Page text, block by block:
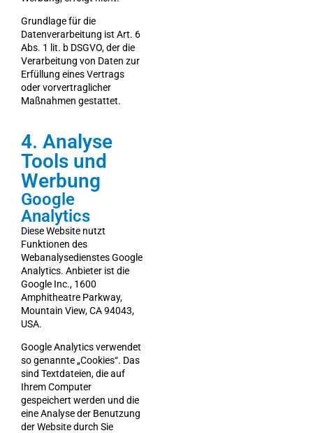
Grundlage für die
Datenverarbeitung ist Art. 6
Abs. 1 lit. b DSGVO, der die
Verarbeitung von Daten zur
Erfüllung eines Vertrags
oder vorvertraglicher
Maßnahmen gestattet.
4. Analyse
Tools und
Werbung
Google
Analytics
Diese Website nutzt
Funktionen des
Webanalysedienstes Google
Analytics. Anbieter ist die
Google Inc., 1600
Amphitheatre Parkway,
Mountain View, CA 94043,
USA.
Google Analytics verwendet
so genannte „Cookies“. Das
sind Textdateien, die auf
Ihrem Computer
gespeichert werden und die
eine Analyse der Benutzung
der Website durch Sie